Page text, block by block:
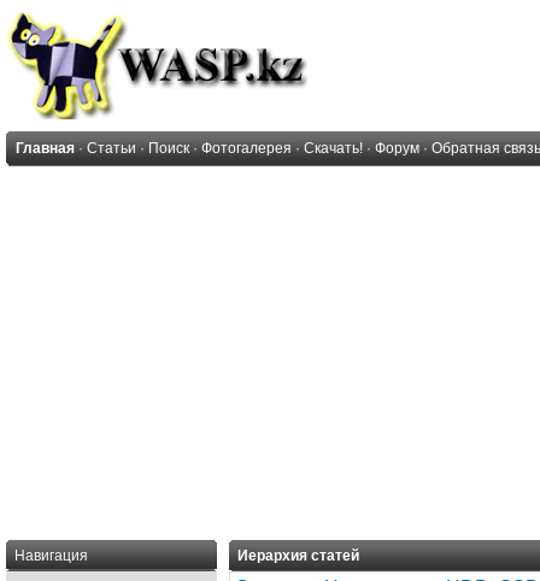
Главная · Статьи · Поиск · Фотогалерея · Скачать! · Форум · Обратная связь
Навигация Иерархия статей